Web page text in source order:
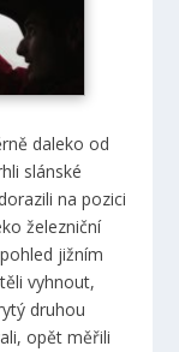
daleko od
slánské
na pozici
železniční
jižním
vyhnout,
druhou
opět měřili